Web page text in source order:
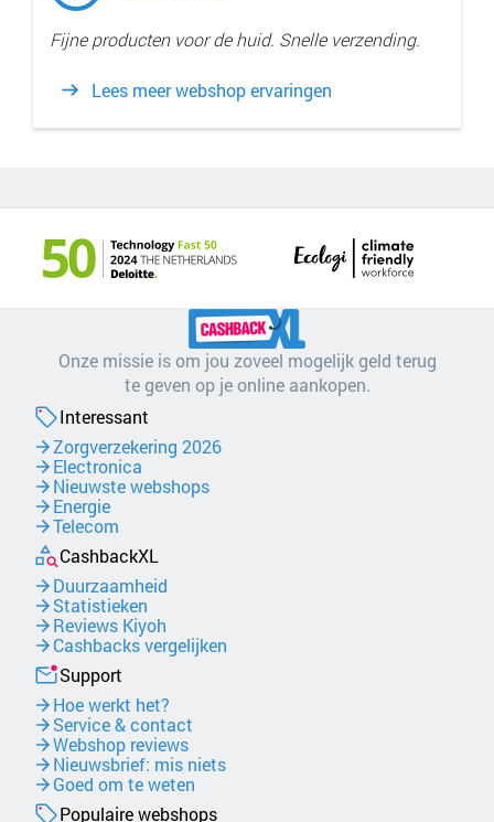
Fijne producten voor de huid. Snelle verzending.
Lees meer webshop ervaringen
Onze missie is om jou zoveel mogelijk geld terug
te geven op je online aankopen.
Interessant
Zorgverzekering 2026
Electronica
Nieuwste webshops
Energie
Telecom
CashbackXL
Duurzaamheid
Statistieken
Reviews Kiyoh
Cashbacks vergelijken
Support
Hoe werkt het?
Service & contact
Webshop reviews
Nieuwsbrief: mis niets
Goed om te weten
Populaire webshops